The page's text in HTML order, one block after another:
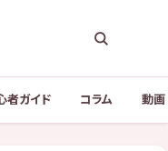
者ガイド コラム 動画